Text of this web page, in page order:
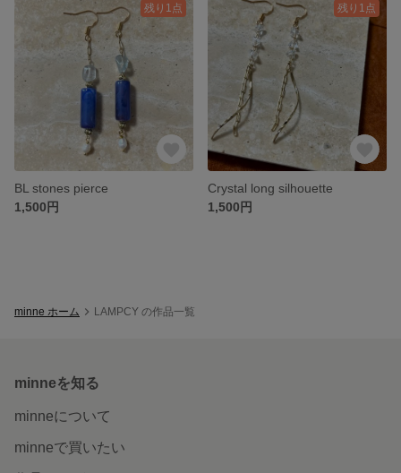
残り1点
BL stones pierce
1,500円
残り1点
Crystal long silhouette
1,500円
minne ホーム LAMPCY の作品一覧
minneを知る
minneについて
minneで買いたい